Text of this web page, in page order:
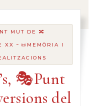
MUT DE 🔀
XX -📜MEMÒRIA I
🎭Punt
del